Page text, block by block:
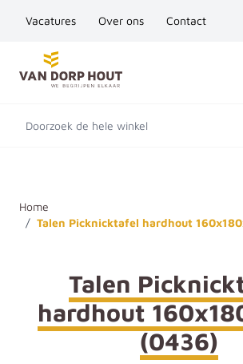
Vacatures Over ons Contact
Ga naar de inhoud
Doorzoek de hele winkel
Home
/ Talen Picknicktafel hardhout
Talen
hardhout
(0436)